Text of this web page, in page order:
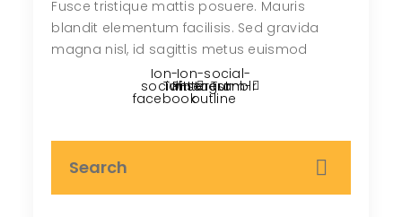
Fusce tristique mattis posuere. Mauris
blandit elementum facilisis. Sed gravida
magna nisl, id sagittis metus euismod
Ion-
social-
facebook
Twitter
Pinterest
Ion-social-
instagram-
outline
Tumblr